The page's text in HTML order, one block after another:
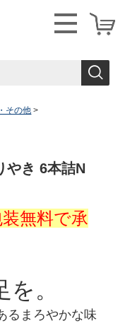
その他
やき 6本詰N
無料で承
。
るまろやかな味